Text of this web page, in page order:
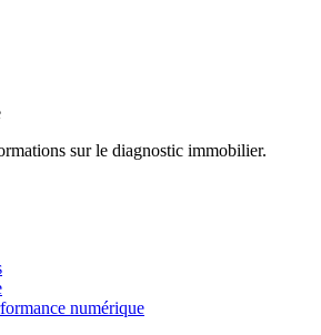
sur le diagnostic immobilier.
numérique